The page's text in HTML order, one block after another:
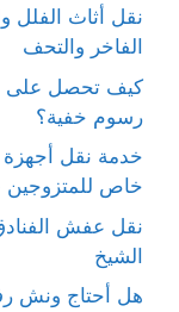
نقل أثاث الفلل
الفاخر والتحف
كيف تحصل على
رسوم خفية؟
خدمة نقل
خاص للمتزوجين
نقل عفش
الشيخ